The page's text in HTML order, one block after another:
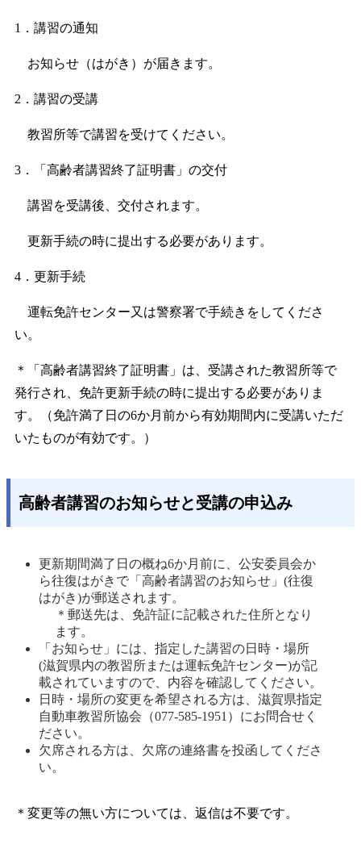
1．講習の通知
お知らせ（はがき）が届きます。
2．講習の受講
教習所等で講習を受けてください。
3．「高齢者講習終了証明書」の交付
講習を受講後、交付されます。
更新手続の時に提出する必要があります。
4．更新手続
運転免許センター又は警察署で手続きをしてくださ
い。
＊「高齢者講習終了証明書」は、受講された教習所等で
発行され、免許更新手続の時に提出する必要がありま
す。（免許満了日の6か月前から有効期間内に受講いただ
いたものが有効です。）
高齢者講習のお知らせと受講の申込み
更新期間満了日の概ね6か月前に、公安委員会か
ら往復はがきで「高齢者講習のお知らせ」(往復
はがき)が郵送されます。
＊郵送先は、免許証に記載された住所となり
ます。
「お知らせ」には、指定した講習の日時・場所
(滋賀県内の教習所または運転免許センター)が記
日時・場所の変更を希望される方は、滋賀県指定
自動車教習所協会（077-585-1951）にお問合せく
ださい。
欠席される方は、欠席の連絡書を投函してくださ
い。
＊変更等の無い方については、返信は不要です。